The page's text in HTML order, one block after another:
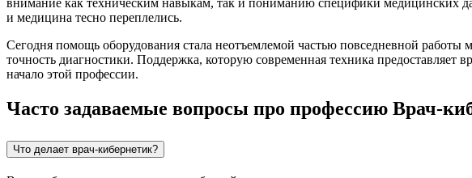
внимание как техническим навыкам, так и пониманию специфики медицинских
и медицина тесно переплелись.
Сегодня помощь оборудования стала неотъемлемой частью повседневной
точность диагностики. Поддержка, которую современная техника
начало этой профессии.
Часто задаваемые вопросы про профессию Врач-
Что делает врач-кибернетик?